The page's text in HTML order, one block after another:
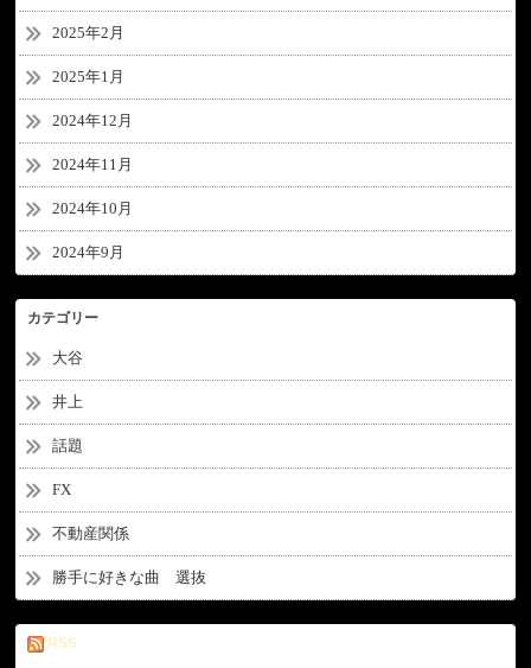
2025年2月
2025年1月
2024年12月
2024年11月
2024年10月
2024年9月
カテゴリー
大谷
井上
話題
FX
不動産関係
勝手に好きな曲 選抜
RSS